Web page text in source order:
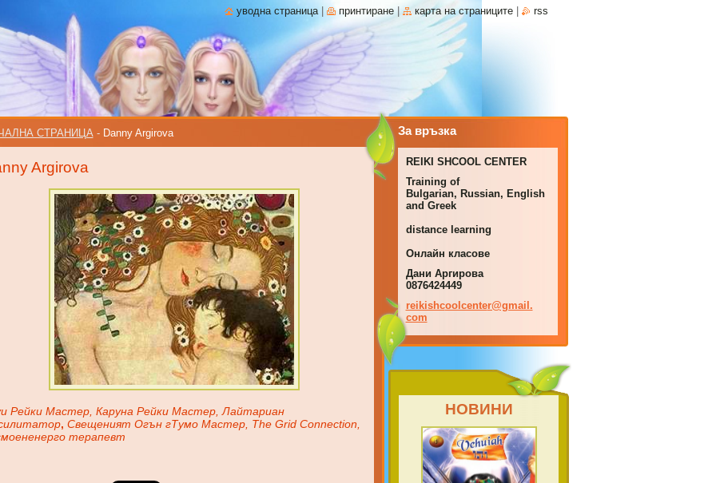
СТРАНИЦА - Danny Argirova
Argirova
Рейки Мастер, Каруна Рейки Мастер, Лайтариан
, Свещеният Огън гТумо Мастер, The Grid Connection,
терапевт
За връзка
REIKI SHCOOL CENTER
Training of
Bulgarian, Russian, English
and Greek
distance learning
Онлайн класове
Дани Аргирова
0876424449
reikishcoolcenter@gmail.
com
НОВИНИ
уводна страница принтиране | карта на страниците rss